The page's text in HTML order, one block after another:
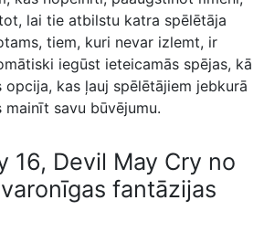
lai tie atbilstu katra spēlētāja
tiem, kuri nevar izlemt, ir
iegūst ieteicamās spējas, kā
opcija, kas ļauj spēlētājiem jebkurā
mainīt savu būvējumu.
16, Devil May Cry no
fantāzijas